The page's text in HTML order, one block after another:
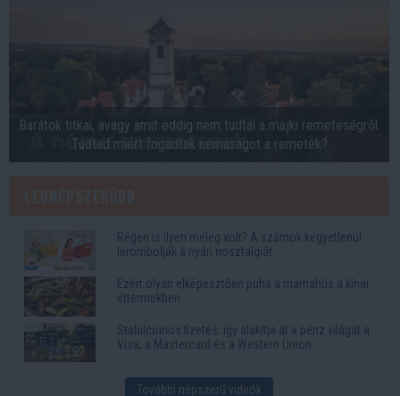
Barátok titkai, avagy amit eddig nem tudtál a majki remeteségről.
Tudtad miért fogadtak némaságot a remeték?
Régen is ilyen meleg volt? A számok kegyetlenül
lerombolják a nyári nosztalgiát
Ezért olyan elképesztően puha a marhahús a kínai
éttermekben
Stabilcoinos fizetés: így alakítja át a pénz világát a
Visa, a Mastercard és a Western Union
További népszerű videók